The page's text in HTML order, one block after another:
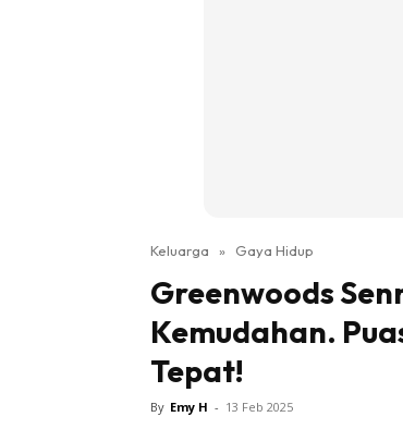
Keluarga » Gaya Hidup
Greenwoods
Kemudahan.
Tepat!
By Emy H - 13 Feb 2025